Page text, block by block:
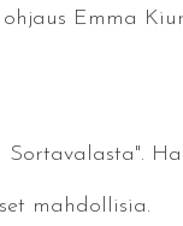
Emma
Sortavalasta".
mahdollisia.